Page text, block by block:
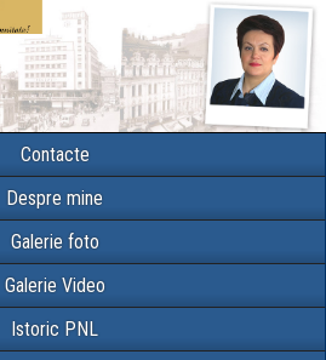
Contacte
Despre mine
Galerie foto
Galerie Video
Istoric PNL